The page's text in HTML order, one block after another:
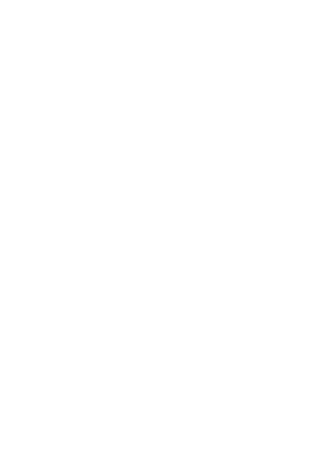
that cookies are used to help us analyze how the website is used and to offer